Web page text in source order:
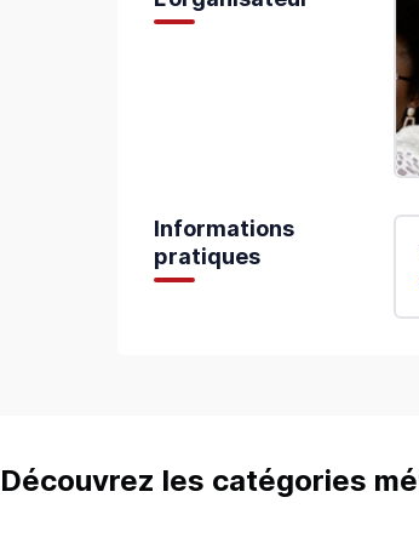
Informations
pratiques
Découvrez les catégories